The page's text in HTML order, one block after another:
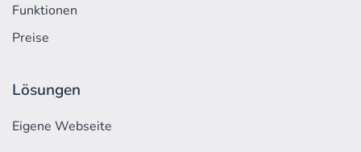
Funktionen
Preise
Lösungen
Eigene Webseite